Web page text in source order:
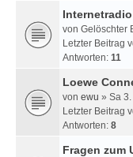
von Gelöschter
Letzter Beitrag
Antworten: 11
Loewe
von ewu » Sa
Letzter Beitrag
Antworten: 8
Fragen zum